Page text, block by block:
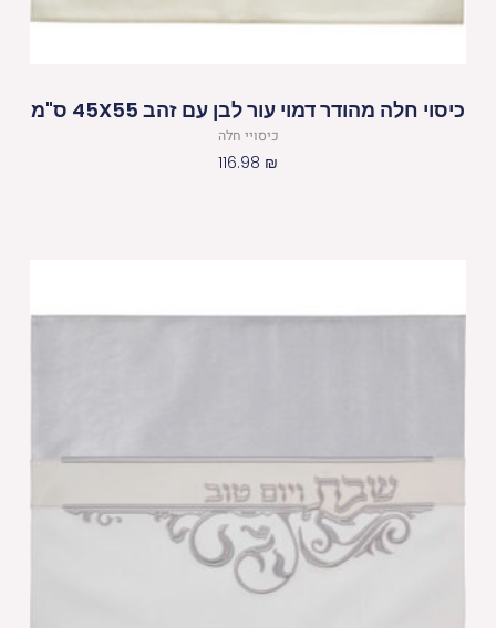
כיסוי חלה מהודר דמוי עור לבן עם זהב 45X55 ס"מ
כיסויי חלה
116.98 ₪